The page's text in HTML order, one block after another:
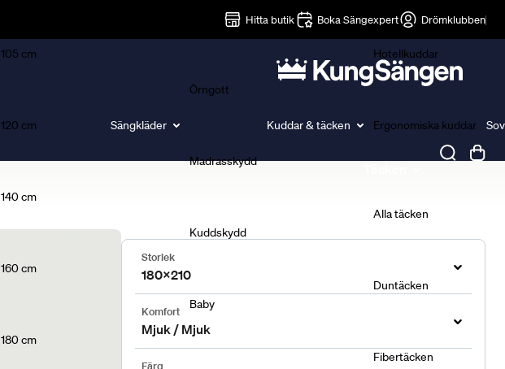
Hitta butik Boka Sängexpert Drömklubben
105 cm
120 cm
140 cm
160 cm
180 cm
Sängkläder
Örngott
Madrasskydd
Kuddskydd
Baby
Kuddar & täcken
Hotellkuddar
Ergonomiska kuddar
Alla täcken
Duntäcken
Fibertäcken
Storlek
180x210
Komfort
Mjuk / Mjuk
Färg